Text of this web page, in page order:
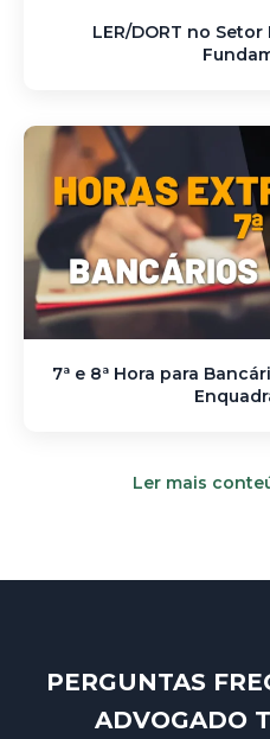
LER/DORT no
7ª e 8ª Hora para
Ler mais
PERGUNTAS
ADVOGADO